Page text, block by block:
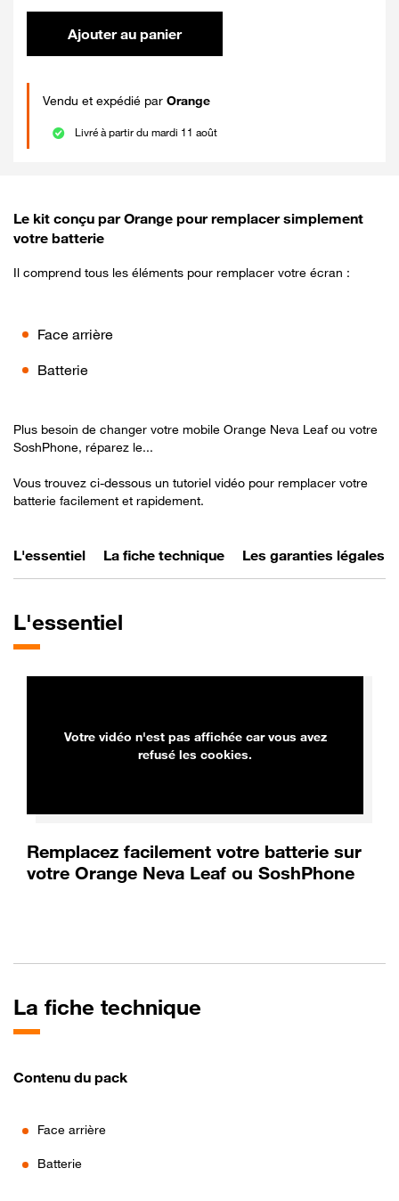
Ajouter au panier
Vendu et expédié par Orange
Livré à partir du mardi 11 août
Le kit conçu par Orange pour remplacer simplement
votre batterie
Il comprend tous les éléments pour remplacer votre écran :
Face arrière
Batterie
Plus besoin de changer votre mobile Orange Neva Leaf ou votre
SoshPhone, réparez le...
Vous trouvez ci-dessous un tutoriel vidéo pour remplacer votre
batterie facilement et rapidement.
L'essentiel La fiche technique Les garanties légales
L'essentiel
Votre vidéo n'est pas affichée car vous avez
refusé les cookies.
Remplacez facilement votre batterie sur
votre Orange Neva Leaf ou SoshPhone
La fiche technique
Contenu du pack
Face arrière
Batterie